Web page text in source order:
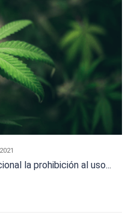
la prohibición al uso...